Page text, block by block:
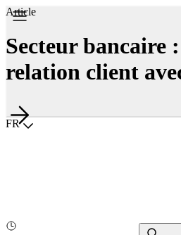
Choisir la langue
FR
Article
Secteur bancaire
relation client